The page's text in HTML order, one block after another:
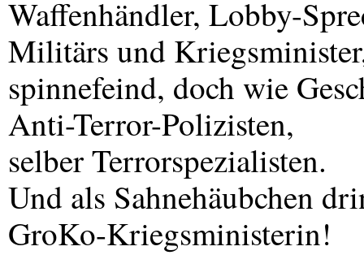
Waffenhändler, Lobby-
Militärs und
spinnefeind, doch wie
Anti-Terror-Polizisten,
selber Terrorspezialisten.
Und als Sahnehäubchen
GroKo-Kriegsministerin!